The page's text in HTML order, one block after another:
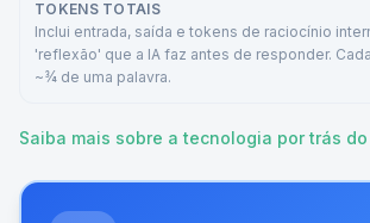
TOKENS TOTAIS
Inclui entrada, saída e tokens de raciocínio
'reflexão' que a IA faz antes de responder.
~¾ de uma palavra.
Saiba mais sobre a tecnologia por trás